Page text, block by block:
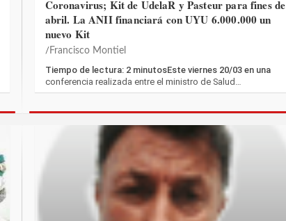
Coronavirus; Kit de UdelaR y Pasteur para fines de
abril. La ANII financiará con UYU 6.000.000 un
nuevo Kit
Francisco Montiel
Tiempo de lectura: 2 minutosEste viernes 20/03 en una
conferencia realizada entre el ministro de Salud…